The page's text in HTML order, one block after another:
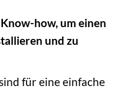
how, um einen
und zu
für eine einfache